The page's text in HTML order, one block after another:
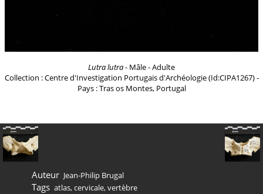
Lutra lutra- Mâle - Adulte
Collection : Centre d'Investigation Portugais d'Archéologie (Id:CIPA1267) -
Pays : Tras os Montes, Portugal
Auteur Jean-Philip Brugal
Tags atlas,cervicale,vertèbre